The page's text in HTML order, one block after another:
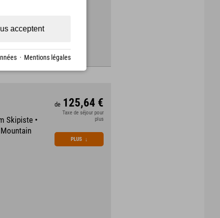
Skipiste •
de 125,64 €
Taxe de séjour pour
plus
PLUS ↓
acceptent
· Mentions légales